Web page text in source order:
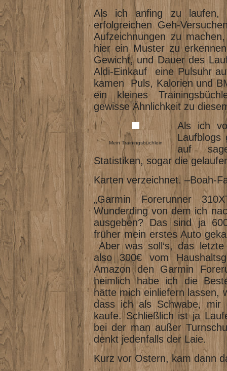
Als ich anfing zu laufen,
erfolgreichen Geh-
Aufzeichnungen zu
hier ein Muster zu
Gewicht, und Dauer des
Aldi-Einkauf eine Pulsuhr
kamen Puls, Kalorien und
ein kleines
gewisse Ähnlichkeit zu
Mein Trainingsbüchlein
Als ich
Laufblogs
auf
Statistiken, sogar die
Karten verzeichnet. –Boah-
„Garmin Forerunner
Wunderding von dem ich
ausgeben? Das sind ja
früher mein erstes Auto
Aber was soll‘s, das
also 300€ vom
Amazon den Garmin
heimlich habe ich die
hätte mich einliefern lassen,
dass ich als Schwabe,
kaufe. Schließlich ist ja
bei der man außer
denkt jedenfalls der Laie.
Kurz vor Ostern, kam dann